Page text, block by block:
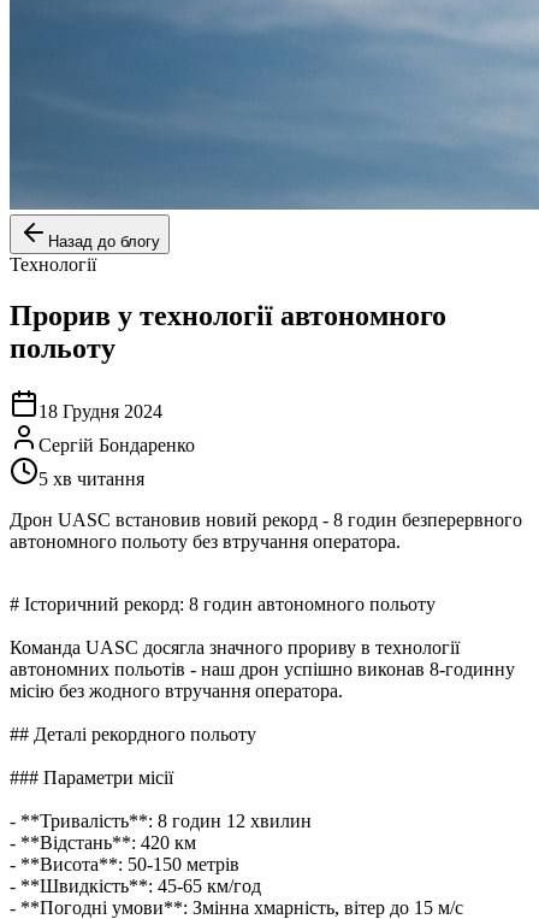
Назад до блогу
Технології
Прорив у технології автономного
польоту
18 Грудня 2024
Сергій Бондаренко
5 хв читання
Дрон UASC встановив новий рекорд - 8 годин безперервного
автономного польоту без втручання оператора.
# Історичний рекорд: 8 годин автономного польоту
Команда UASC досягла значного прориву в технології
автономних польотів - наш дрон успішно виконав 8-годинну
місію без жодного втручання оператора.
## Деталі рекордного польоту
### Параметри місії
- **Тривалість**: 8 годин 12 хвилин
- **Відстань**: 420 км
- **Висота**: 50-150 метрів
- **Швидкість**: 45-65 км/год
- **Погодні умови**: Змінна хмарність, вітер до 15 м/с